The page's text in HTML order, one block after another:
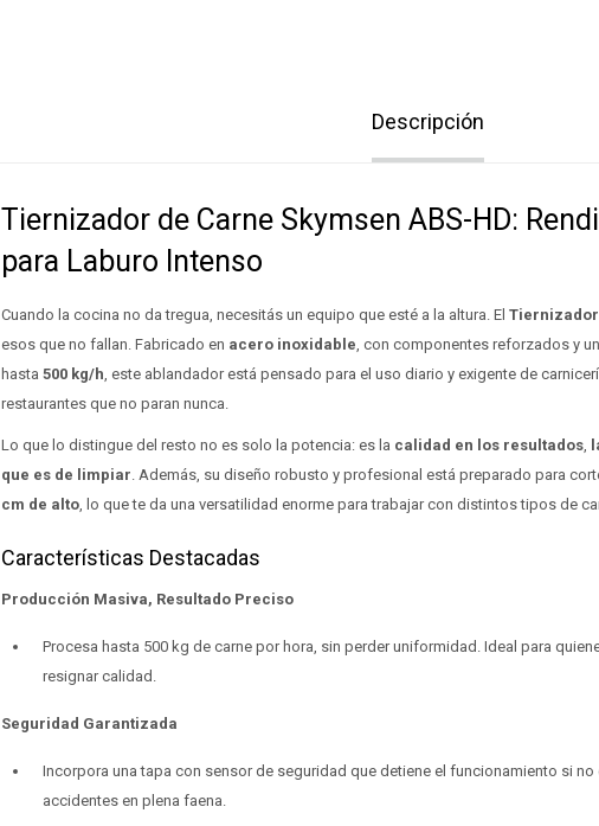
Descripción
Tiernizador de Carne Skymsen ABS-HD:
para Laburo Intenso
Cuando la cocina no da tregua, necesitás un equipo que esté a la altura. El Tiernizador
esos que no fallan. Fabricado en acero inoxidable , con componentes reforzados y
hasta 500 kg/h , este ablandador está pensado para el uso diario y exigente de
restaurantes que no paran nunca.
Lo que lo distingue del resto no es solo la potencia: es la calidad en los resultados
que es de limpiar . Además, su diseño robusto y profesional está preparado para
cm de alto , lo que te da una versatilidad enorme para trabajar con distintos tipos de
Características Destacadas
Producción Masiva, Resultado Preciso
Procesa hasta 500 kg de carne por hora, sin perder uniformidad. Ideal para
resignar calidad.
Seguridad Garantizada
Incorpora una tapa con sensor de seguridad que detiene el funcionamiento si
accidentes en plena faena.